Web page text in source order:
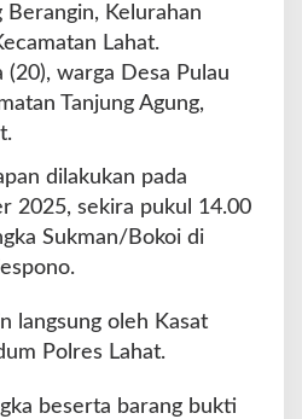
Berangin, Kelurahan
Lahat.
warga Desa Pulau
Tanjung Agung,
dilakukan pada
2025, sekira pukul 14.00
Sukman/Bokoi di
langsung oleh Kasat
Polres Lahat.
beserta barang bukti